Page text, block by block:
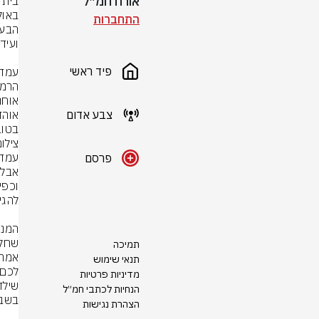
התחברות
פיד ראשי
צבע אדום
פרסם
תמיכה
תנאי שימוש
מדיניות פרטיות
הנחיות לכתבי חמ״ל
הצהרת נגישות